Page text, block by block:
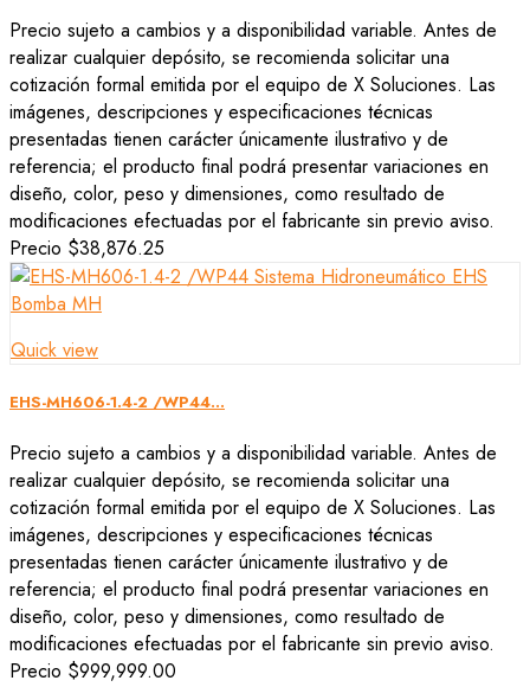
Precio sujeto a cambios y a disponibilidad variable. Antes de
realizar cualquier depósito, se recomienda solicitar una
cotización formal emitida por el equipo de X Soluciones. Las
imágenes, descripciones y especificaciones técnicas
presentadas tienen carácter únicamente ilustrativo y de
referencia; el producto final podrá presentar variaciones en
diseño, color, peso y dimensiones, como resultado de
modificaciones efectuadas por el fabricante sin previo aviso.
Precio $38,876.25
Quick view
EHS-MH606-1.4-2 /WP44...
Precio sujeto a cambios y a disponibilidad variable. Antes de
realizar cualquier depósito, se recomienda solicitar una
cotización formal emitida por el equipo de X Soluciones. Las
imágenes, descripciones y especificaciones técnicas
presentadas tienen carácter únicamente ilustrativo y de
referencia; el producto final podrá presentar variaciones en
diseño, color, peso y dimensiones, como resultado de
modificaciones efectuadas por el fabricante sin previo aviso.
Precio $999,999.00